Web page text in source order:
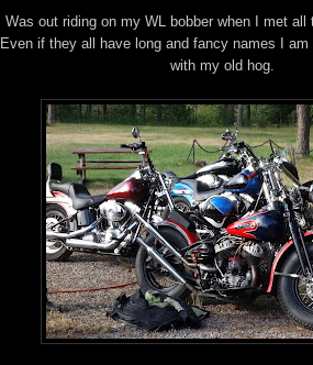
Was out riding on my WL bobber when I met all
Even if they all have long and fancy names I
with my old hog.